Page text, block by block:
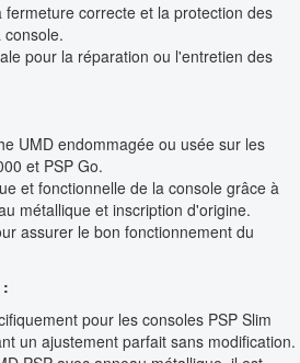
fermeture correcte et la protection des
console.
pour la réparation ou l'entretien des
UMD endommagée ou usée sur les
et PSP Go.
et fonctionnelle de la console grâce à
métallique et inscription d'origine.
assurer le bon fonctionnement du
pour les consoles PSP Slim
un ajustement parfait sans modification.